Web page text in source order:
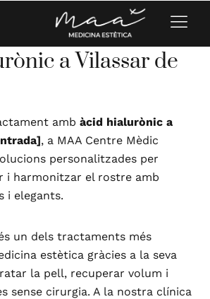
a Vilassar de
amb àcid hialurònic a
, a MAA Centre Mèdic
personalitzades per
i harmonitzar el rostre amb
i elegants.
un dels tractaments més
estètica gràcies a la seva
la pell, recuperar volum i
sense cirurgia. A la nostra clínica